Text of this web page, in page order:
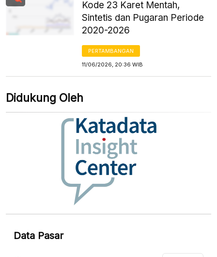
Kode 23 Karet Mentah,
Sintetis dan Pugaran Periode
2020-2026
PERTAMBANGAN
11/06/2026, 20:36 WIB
Didukung Oleh
Data Pasar